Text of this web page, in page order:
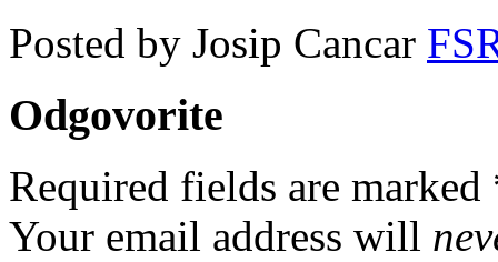
Posted by Josip Cancar
Odgovorite
Required fields are marked
Your email address will